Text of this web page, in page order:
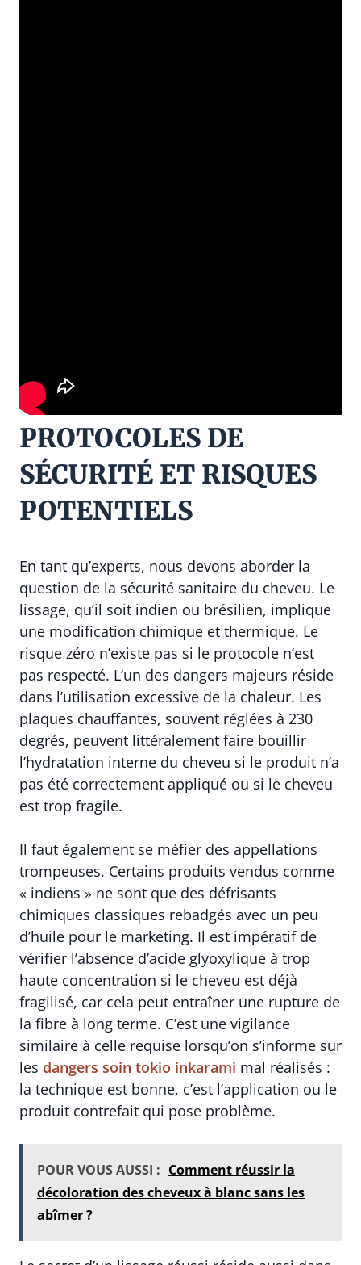
PROTOCOLES DE
SÉCURITÉ ET RISQUES
POTENTIELS
En tant qu’experts, nous devons aborder la
question de la sécurité sanitaire du cheveu. Le
lissage, qu’il soit indien ou brésilien, implique
une modification chimique et thermique. Le
risque zéro n’existe pas si le protocole n’est
pas respecté. L’un des dangers majeurs réside
dans l’utilisation excessive de la chaleur. Les
plaques chauffantes, souvent réglées à 230
degrés, peuvent littéralement faire bouillir
l’hydratation interne du cheveu si le produit n’a
pas été correctement appliqué ou si le cheveu
est trop fragile.
Il faut également se méfier des appellations
trompeuses. Certains produits vendus comme
« indiens » ne sont que des défrisants
chimiques classiques rebadgés avec un peu
d’huile pour le marketing. Il est impératif de
vérifier l’absence d’acide glyoxylique à trop
haute concentration si le cheveu est déjà
fragilisé, car cela peut entraîner une rupture de
la fibre à long terme. C’est une vigilance
similaire à celle requise lorsqu’on s’informe sur
les dangers soin tokio inkarami mal réalisés :
la technique est bonne, c’est l’application ou le
produit contrefait qui pose problème.
POUR VOUS AUSSI : Comment réussir la
décoloration des cheveux à blanc sans les
abîmer ?